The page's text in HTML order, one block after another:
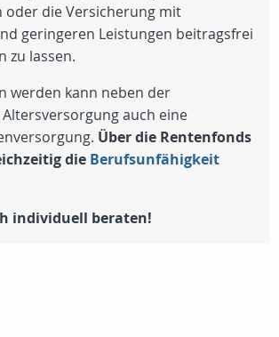
oder die Versicherung mit
geringeren Leistungen beitragsfrei
zu lassen.
werden kann neben der
auch eine
Über die Rentenfonds
die Berufsunfähigkeit
individuell beraten!